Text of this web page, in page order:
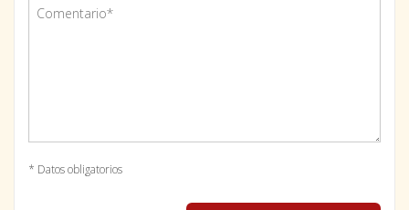
* Datos obligatorios